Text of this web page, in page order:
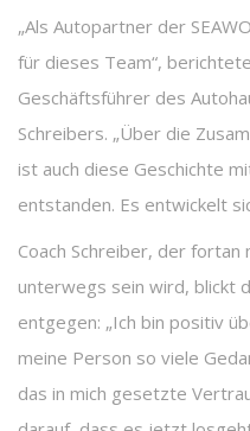
„Als Autopartner der
für dieses Team“,
Geschäftsführer des
Schreibers. „Über die
ist auch diese Geschichte
entstanden. Es entwickelt
Coach Schreiber, der fortan
unterwegs sein wird, blickt
entgegen: „Ich bin positiv
meine Person so viele
das in mich gesetzte